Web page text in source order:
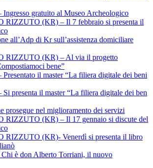
gratuito al Museo Archeologico
RIZZUTO (KR) – Il 7 febbraio si presenta il
all’Adp di Kr sull’assistenza domiciliare
RIZZUTO (KR) – Al via il progetto
bene”
il master “La filiera digitale dei beni
presenta il master “La filiera digitale dei ben
prosegue nel miglioramento dei servizi
RIZZUTO (KR) – Il 17 gennaio si discute del
RIZZUTO (KR)- Venerdì si presenta il libro
è don Alberto Torriani, il nuovo